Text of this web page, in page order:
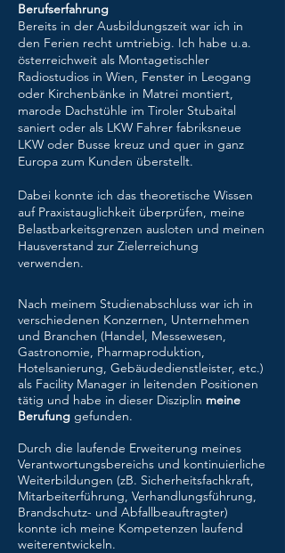
Berufserfahrung
Bereits in der Ausbildungszeit war ich in
den Ferien recht umtriebig. Ich habe u.a.
österreichweit als Montagetischler
Radiostudios in Wien, Fenster in Leogang
oder Kirchenbänke in Matrei montiert,
marode Dachstühle im Tiroler Stubaital
saniert oder als LKW Fahrer fabriksneue
LKW oder Busse kreuz und quer in ganz
Europa zum Kunden überstellt.
Dabei konnte ich das theoretische Wissen
auf Praxistauglichkeit überprüfen, meine
Belastbarkeitsgrenzen ausloten und meinen
Hausverstand zur Zielerreichung
verwenden.
Nach meinem Studienabschluss war ich in
verschiedenen Konzernen, Unternehmen
und Branchen (Handel, Messewesen,
Gastronomie, Pharmaproduktion,
Hotelsanierung, Gebäudedienstleister, etc.)
als Facility Manager in leitenden Positionen
tätig und habe in dieser Disziplin meine
Berufung gefunden.
Durch die laufende Erweiterung meines
Verantwortungsbereichs und kontinuierliche
Weiterbildungen (zB. Sicherheitsfachkraft,
Mitarbeiterführung, Verhandlungsführung,
Brandschutz- und Abfallbeauftragter)
konnte ich meine Kompetenzen laufend
weiterentwickeln.